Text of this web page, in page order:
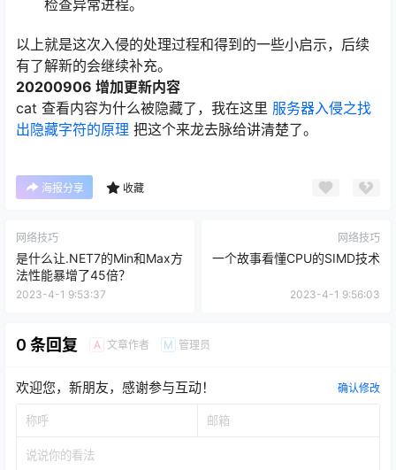
检查异常进程。
以上就是这次入侵的处理过程和得到的一些小启示，后续
有了解新的会继续补充。
20200906 增加更新内容
cat 查看内容为什么被隐藏了，我在这里 服务器入侵之找
出隐藏字符的原理 把这个来龙去脉给讲清楚了。
海报分享 收藏
网络技巧
是什么让.NET7的Min和Max方
法性能暴增了45倍？
2023-4-1 9:53:37
网络技巧
一个故事看懂CPU的SIMD技术
2023-4-1 9:56:03
0 条回复 A 文章作者 M 管理员
欢迎您，新朋友，感谢参与互动！ 确认修改